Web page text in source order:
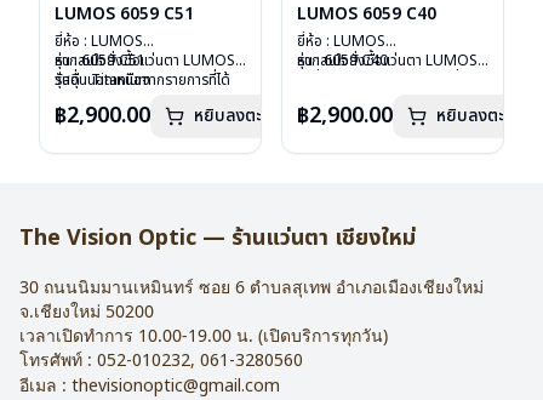
LUMOS 6059 C51
ยี่ห้อ : LUMOS
รุ่น : 6059 C51
วัสดุ : Titanium
บานพับ : ไม่มีสปริง
อุปกรณ์ : กล่องแว่น , ผ้าเช็ดแว่น
หากสนใจสั่งชื้อแว่นตา LUMOS
รุ่นอื่นนอกเหนือจากรายการที่ได้
฿2,900.00 หยิบลงตะกร้า
LUMOS 6059 C40
ยี่ห้อ : LUMOS
รุ่น : 6059 C40
บานพับ : ไม่มีสปริง
อุปกรณ์ : กล่องแว่น , ผ้าเช็ดแว่น
หากสนใจสั่งชื้อแว่นตา LUMOS
฿2,900.00 หยิบลงตะกร้า
The Vision Optic — ร้านแว่นตา เชียงใหม่
30 ถนนนิมมานเหมินทร์ ซอย 6 ตำบลสุเทพ อำเภอเมืองเชียงใหม่
จ.เชียงใหม่ 50200
เวลาเปิดทำการ 10.00-19.00 น. (เปิดบริการทุกวัน)
โทรศัพท์ : 052-010232, 061-3280560
อีเมล : thevisionoptic@gmail.com